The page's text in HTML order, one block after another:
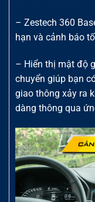
– Zestech 360
hạn và cảnh báo
– Hiển thị mật độ
chuyển giúp bạn
giao thông xảy ra
dàng thông qua